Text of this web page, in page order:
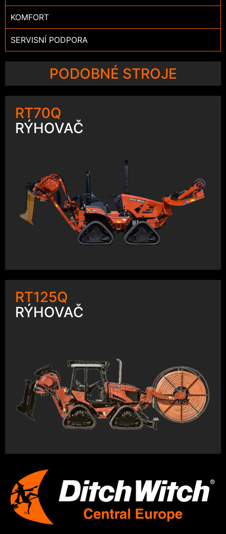
KOMFORT
SERVISNÍ PODPORA
PODOBNÉ STROJE
RT70Q
RÝHOVAČ
RT125Q
RÝHOVAČ